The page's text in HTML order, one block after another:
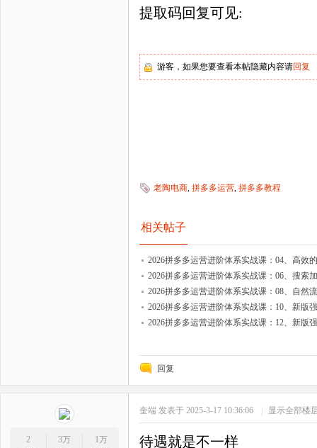
提取码回复可见:
游客，如果您要查看本帖隐藏内容请回复
老陶电商 拼多多运营 拼多多教程
相关帖子
2026拼多多运营进阶体系实战课：04、高效
2026拼多多运营进阶体系实战课：06、搜索
2026拼多多运营进阶体系实战课：08、自然
2026拼多多运营进阶体系实战课：10、新版
2026拼多多运营进阶体系实战课：12、新版
回复
2
3万
1万
奎端 发表于 2025-3-17 10:36:06 | 显示全部楼
待遇就是不一样